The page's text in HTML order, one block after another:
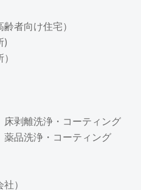
者向け住宅）
)
剥離洗浄・コーティング
品洗浄・コーティング
）